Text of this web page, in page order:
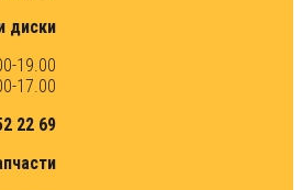
диски
19.00
17.00
22 69